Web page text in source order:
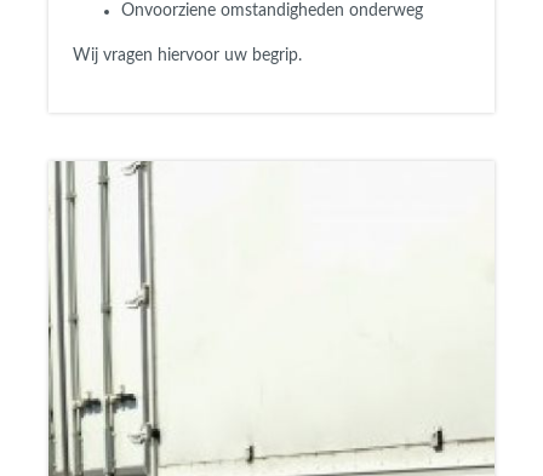
Onvoorziene omstandigheden onderweg
Wij vragen hiervoor uw begrip.